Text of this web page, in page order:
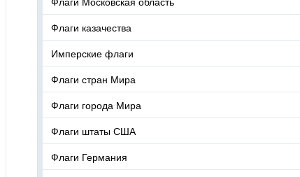
Флаги казачества
Имперские флаги
Флаги стран Мира
Флаги города Мира
Флаги штаты США
Флаги Германия